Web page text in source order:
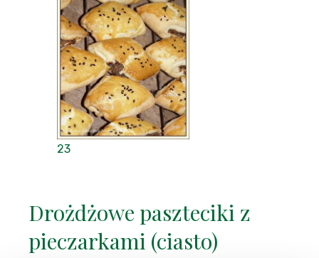
23
Drożdżowe paszteciki z
pieczarkami (ciasto)